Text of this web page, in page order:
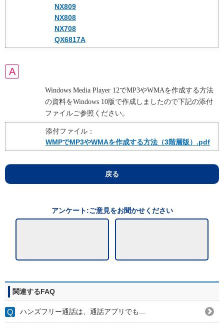
NX809
NX808
NX708
QX6817A
Windows Media Player 12でMP3やWMAを作成する方法
の資料をWindows 10版で作成しましたので下記の添付
ファイルご参照ください。
添付ファイル：
WMPでMP3やWMAを作成する方法（3階層版）.pdf
戻る
アンケート:ご意見をお聞かせください
関連するFAQ
ハンズフリー通話は、通話アプリでも...